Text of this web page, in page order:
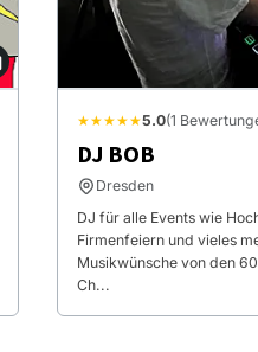
★★★★★5.0(1
DJ BOB
Dresden
DJ für alle Events wie
Firmenfeiern und vieles
Musikwünsche von den
Ch...